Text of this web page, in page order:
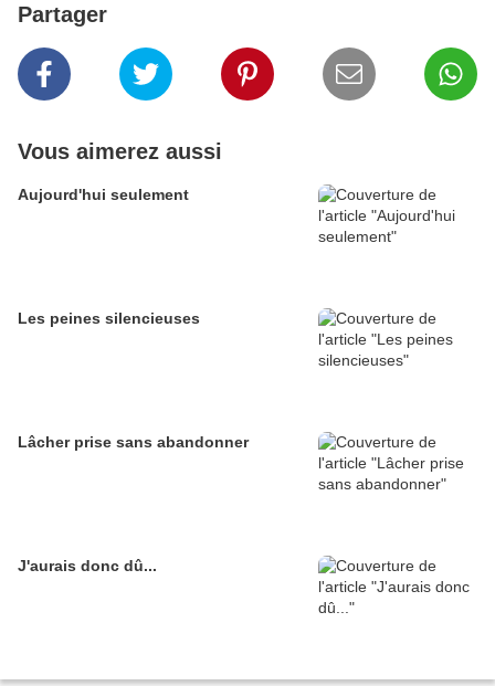
Partager
Vous aimerez aussi
Aujourd'hui seulement
Les peines silencieuses
Lâcher prise sans abandonner
J'aurais donc dû...